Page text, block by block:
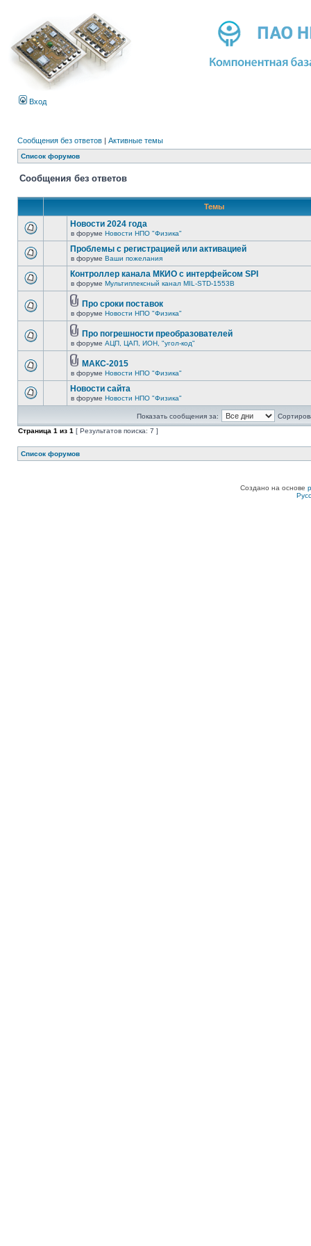
Вход
Сообщения без ответов | Активные темы
Список форумов
Сообщения без ответов
Темы
Новости 2024 года
в форуме Новости НПО "Физика"
Проблемы с регистрацией или активацией
в форуме Ваши пожелания
Контроллер канала МКИО с интерфейсом SPI
в форуме Мультиплексный канал MIL-STD-1553B
Про сроки поставок
в форуме Новости НПО "Физика"
Про погрешности преобразователей
в форуме АЦП, ЦАП, ИОН, "угол-код"
МАКС-2015
в форуме Новости НПО "Физика"
Новости сайта
в форуме Новости НПО "Физика"
Показать сообщения за:
Страница 1 из 1 [ Результатов поиска: 7 ]
Список форумов
Создано на основе